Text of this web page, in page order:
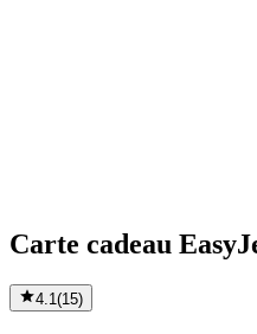
Carte cadeau
4.1(15)